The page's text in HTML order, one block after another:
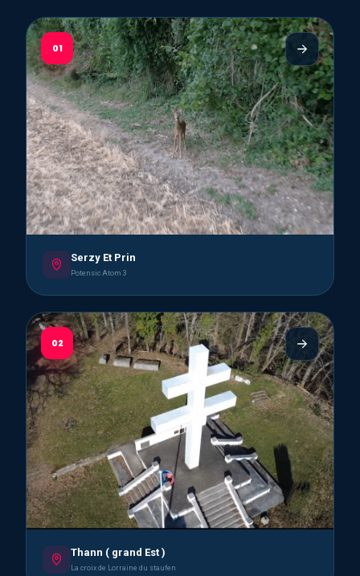
01
Serzy Et Prin
Potensic Atom 3
02
Thann ( grand Est )
La croix de Lorraine du staufen